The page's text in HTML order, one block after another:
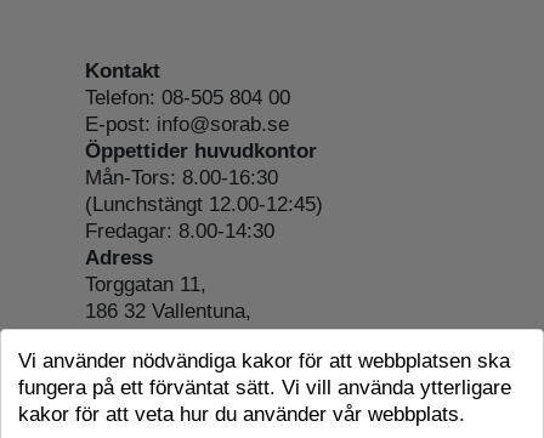
Kontakt
Telefon: 08-505 804 00
E-post: info@sorab.se
Öppettider huvudkontor
Mån-Tors: 8.00-16:30
(Lunchstängt 12.00-12:45)
Fredagar: 8.00-14:30
Adress
Torggatan 11,
186 32 Vallentuna,
Org.nr: 556197-4022
Om webbplatsen
Tillgänglighetsredogörelse
Cookie-information
Vi använder nödvändiga kakor för att webbplatsen ska
fungera på ett förväntat sätt. Vi vill använda ytterligare
kakor för att veta hur du använder vår webbplats.